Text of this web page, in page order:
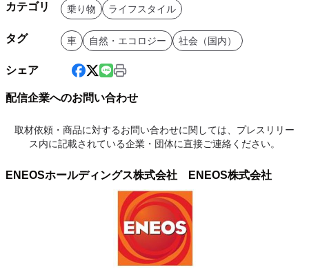
カテゴリ 乗り物 ライフスタイル
タグ 車 自然・エコロジー 社会（国内）
シェア
配信企業へのお問い合わせ
取材依頼・商品に対するお問い合わせに関しては、プレスリリー
ス内に記載されている企業・団体に直接ご連絡ください。
ENEOSホールディングス株式会社 ENEOS株式会社